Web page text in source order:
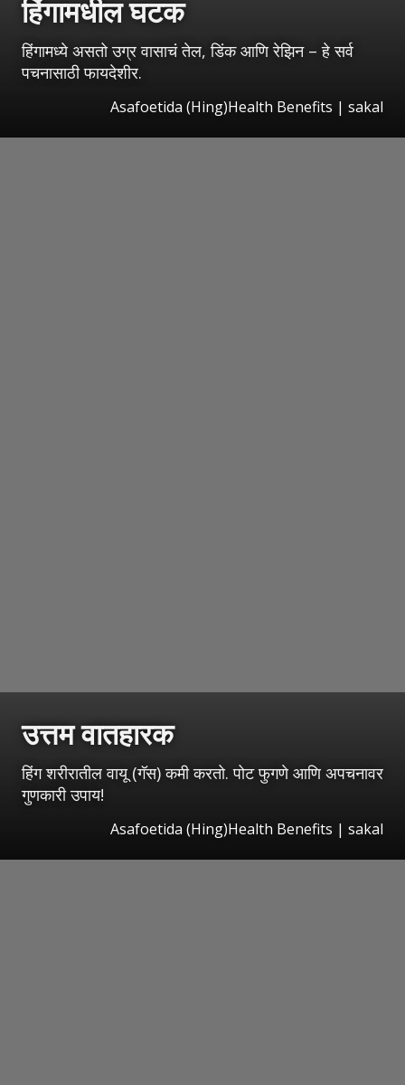
हिंगामधील घटक
हिंगामध्ये असतो उग्र वासाचं तेल, डिंक आणि रेझिन – हे सर्व
पचनासाठी फायदेशीर.
Asafoetida (Hing)Health Benefits | sakal
उत्तम वातहारक
हिंग शरीरातील वायू (गॅस) कमी करतो. पोट फुगणे आणि अपचनावर
गुणकारी उपाय!
Asafoetida (Hing)Health Benefits | sakal